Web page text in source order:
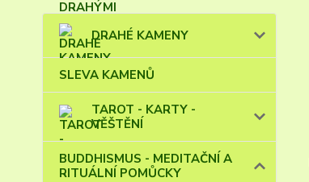
DRAHÉ KAMENY
SLEVA KAMENŮ
TAROT - KARTY -
VĚŠTĚNÍ
BUDDHISMUS - MEDITAČNÍ A
RITUÁLNÍ POMŮCKY